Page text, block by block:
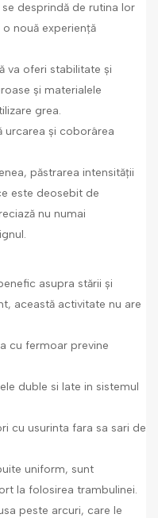
desprindă de rutina lor
nouă experiență
va oferi stabilitate și
și materialele
grea.
urcarea și coborârea
păstrarea intensității
este deosebit de
nu numai
asupra stării și
această activitate nu are
cu fermoar previne
duble si late in sistemul
cu usurinta fara sa sari de
uniform, sunt
la folosirea trambulinei.
peste arcuri, care le